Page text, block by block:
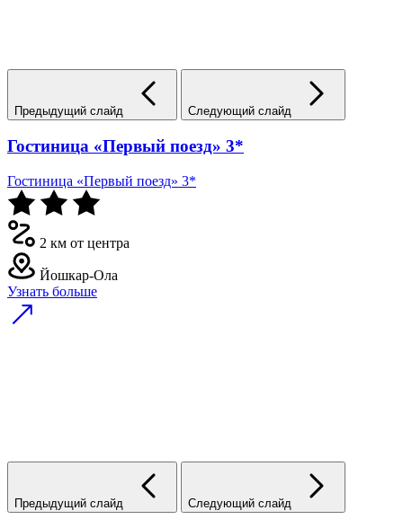
Предыдущий слайд Следующий слайд
Гостиница «Первый поезд» 3*
Гостиница «Первый поезд» 3*
2 км от центра
Йошкар-Ола
Узнать больше
Предыдущий слайд Следующий слайд